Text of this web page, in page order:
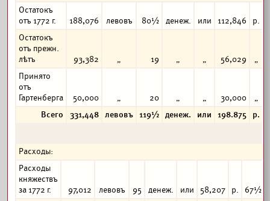
Остатокъ
отъ 1772 г.
188,076 левовъ 80½ денеж. или 112,846
р.
Остатокъ
отъ прежн.
лѣтъ
93,382 „ 19 „ „ 56,029 „
Принято
отъ
Гартенберга
50,000 „ 20 „ „ 30,000
„
Всего
331,448 левовъ 119½ денеж. или 198.875 р.
Расходы:
Расходы
княжествъ
за 1772 г.
97,012 левовъ 95 денеж. или 58,207 р. 67½